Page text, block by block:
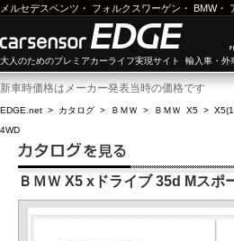
メルセデスベンツ ・ フォルクスワーゲン ・ BMW・
大人のためのプレミアカーライフ実現サイト 輸入車・外
新車時価格はメーカー発表当時の価格です
EDGE.net > カタログ > ＢＭＷ > ＢＭＷ X5 >
4WD
ＢＭＷ X5 xドライブ 35d Mスポ